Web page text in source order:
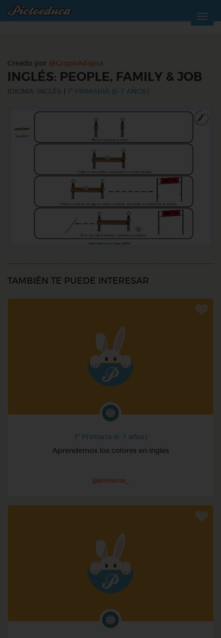
Creado por @GrupoAdapta
INGLÉS: PEOPLE, FAMILY & JOB
IDIOMA: INGLÉS 1º PRIMARIA (6-7 AÑOS)
TAMBIÉN TE PUEDE INTERESAR
1º Primaria (6-7 años)
Aprendemos los colores en ingles
@jimesolar_